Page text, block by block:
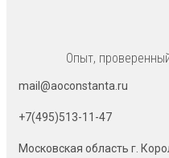
Опыт,
mail@aoconstanta.ru
+7(495)513-11-47
Московская область г.